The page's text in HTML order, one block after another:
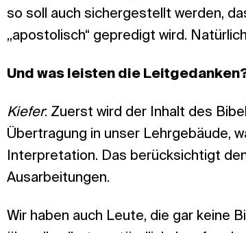
so soll auch sichergestellt werden,
„apostolisch“ gepredigt wird.
Und was leisten die
Kiefer: Zuerst wird der Inhalt des
Übertragung in unser Lehrgebäude,
Interpretation. Das berücksichtigt
Ausarbeitungen.
Wir haben auch Leute, die gar keine